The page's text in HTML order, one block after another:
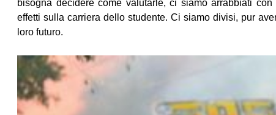
bisogna decidere come valutarle, ci siamo arrabbiati
effetti sulla carriera dello studente. Ci siamo divisi, pur
loro futuro.